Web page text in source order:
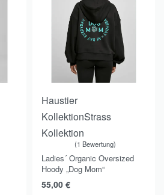
Haustier
KollektionStrass
Kollektion
Bewertet mit 5.00 von 5
1 Bewertung
Ladies´ Organic Oversized
Hoody „Dog Mom“
55,00 €